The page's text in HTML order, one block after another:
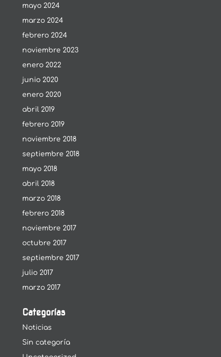
mayo 2024
marzo 2024
febrero 2024
noviembre 2023
enero 2022
junio 2020
enero 2020
abril 2019
febrero 2019
noviembre 2018
septiembre 2018
mayo 2018
abril 2018
marzo 2018
febrero 2018
noviembre 2017
octubre 2017
septiembre 2017
julio 2017
marzo 2017
Categorías
Noticias
Sin categoría